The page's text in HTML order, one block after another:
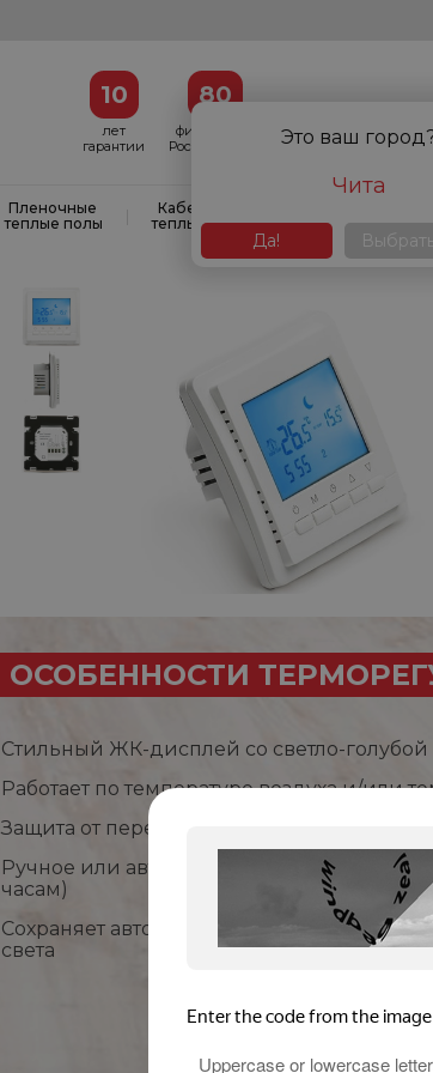
10
лет
гарантии
80
филиалов в
России и СНГ
Пленочные
теплые полы
Кабельные
теплые полы
маты
ОСОБЕННОСТИ
Стильный ЖК-дисплей со светло-голубой
Работает по температуре воздуха и/или
Защита от перегрева и замерзания,
Ручное или автоматическое управление
часам)
Сохраняет автоматические настройки
света
Это ваш
Чита
Да!